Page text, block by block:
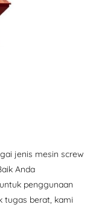
jenis mesin screw
Anda
penggunaan
tugas berat, kami